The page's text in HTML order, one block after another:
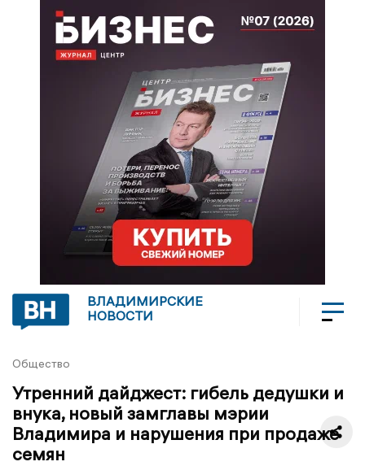
ВЛАДИМИРСКИЕ
НОВОСТИ
Общество
Утренний дайджест: гибель дедушки и
внука, новый замглавы мэрии
Владимира и нарушения при продаже
семян